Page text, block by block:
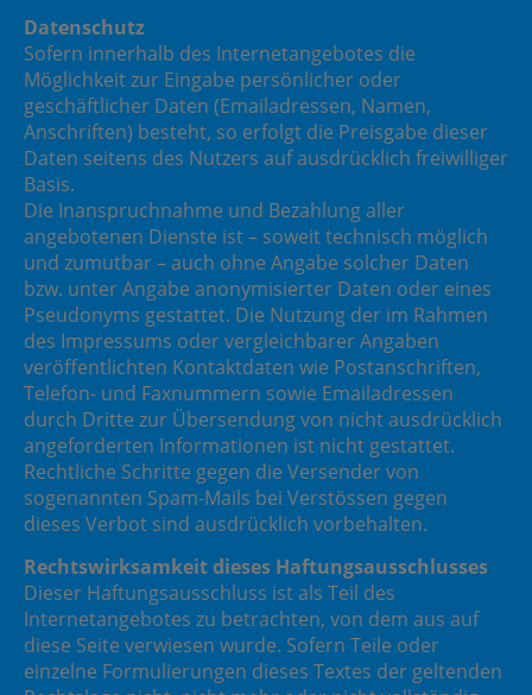
Datenschutz
Sofern innerhalb des Internetangebotes die
Möglichkeit zur Eingabe persönlicher oder
geschäftlicher Daten (Emailadressen, Namen,
Anschriften) besteht, so erfolgt die Preisgabe dieser
Daten seitens des Nutzers auf ausdrücklich freiwilliger
Basis.
Die Inanspruchnahme und Bezahlung aller
angebotenen Dienste ist – soweit technisch möglich
und zumutbar – auch ohne Angabe solcher Daten
bzw. unter Angabe anonymisierter Daten oder eines
Pseudonyms gestattet. Die Nutzung der im Rahmen
des Impressums oder vergleichbarer Angaben
veröffentlichten Kontaktdaten wie Postanschriften,
Telefon- und Faxnummern sowie Emailadressen
durch Dritte zur Übersendung von nicht ausdrücklich
angeforderten Informationen ist nicht gestattet.
Rechtliche Schritte gegen die Versender von
sogenannten Spam-Mails bei Verstössen gegen
dieses Verbot sind ausdrücklich vorbehalten.
Rechtswirksamkeit dieses Haftungsausschlusses
Dieser Haftungsausschluss ist als Teil des
Internetangebotes zu betrachten, von dem aus auf
diese Seite verwiesen wurde. Sofern Teile oder
einzelne Formulierungen dieses Textes der geltenden